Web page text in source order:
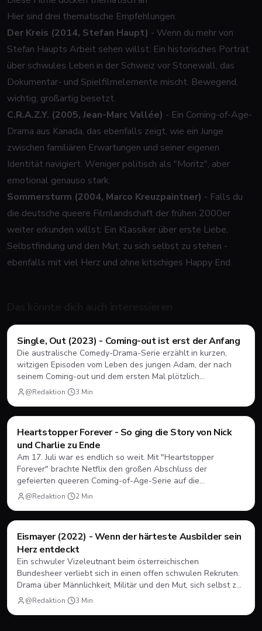
Hier sind drei thematische Empfehlungen:
Der Kreis (2014, Stefan Haupt) - Wenn du mehr von
Stefan Haupts Arbeit sehen willst: Ein historisches Porträt
über schwules Leben in der Schweiz vor Stonewall, das
Dokumentar- und Spielfilmelemente mischt. Bewegend,
wichtig, großartig besetzt.
C.R.A.Z.Y. (2005, Jean-Marc Vallée) - Ein Coming-of-Age-
Drama aus Kanada, das ebenfalls zeigt, wie ein Junge
zwischen familiären Erwartungen und seiner eigenen
Identität navigiert. Weniger politisch als "Moritz", aber
emotional genauso stark.
Sommersturm (2004, Marco Kreuzpaintner) - Falls du
die deutsche queere Filmlandschaft der frühen 2000er
weiter erkunden willst: Ein Klassiker über erste Liebe,
Selbstfindung und den Mut, zu sich selbst zu stehen -
ebenfalls mit viel Herz und ohne kitschiges Happy End.
Filme & Serien
Single, Out (2023) - Coming-out ist erst der Anfang
Die australische Comedy-Drama-Serie erzählt in kurzen,
witzigen Episoden vom Leben des jungen Adam, der nach
seinem Coming-out und dem ersten Mal plötzlich
herausfinden muss, wie Dating, Freundschaft und Familie
unter neuen Vorzeichen funktionieren.
@Redaktion· 3 Min
Filme & Serien
Heartstopper Forever - So ging die Story von Nick
und Charlie zu Ende
Am 17. Juli war es endlich so weit. Mit "Heartstopper
Forever" brachte Netflix den großen Abschluss der
gefeierten queeren Coming-of-Age-Serie auf die
Bildschirme. Statt einer vierten Staffel gab es diesmal einen
abendfüllenden Spielfilm. Wir blicken zurück, wie sich Nick
@Redaktion· 2 Min
Filme & Serien
Eismayer (2022) - Wenn der härteste Ausbilder sein
Herz entdeckt
Ein schwuler Vizeleutnant beim österreichischen
Bundesheer verliebt sich in einen offen schwulen Rekruten.
Drama über Männlichkeit, Militär und den Mut, sich selbst zu
sein.@Redaktion· 3 Min